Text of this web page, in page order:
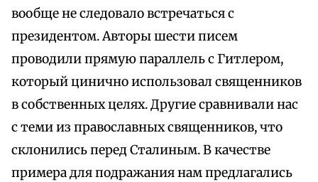
вообще не следовало встречаться с
президентом. Авторы шести писем
проводили прямую параллель с Гитлером,
который цинично использовал священников
в собственных целях. Другие сравнивали нас
с теми из православных священников, что
склонились перед Сталиным. В качестве
примера для подражания нам предлагались